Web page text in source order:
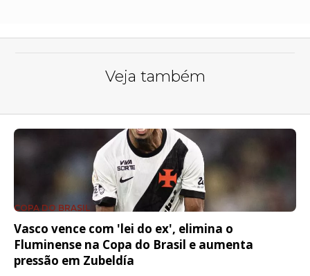
Veja também
COPA DO BRASIL
Vasco vence com 'lei do ex', elimina o
Fluminense na Copa do Brasil e aumenta
pressão em Zubeldía